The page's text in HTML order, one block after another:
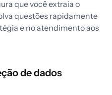
que você extraia o
questões rapidamente
e no atendimento aos
de dados